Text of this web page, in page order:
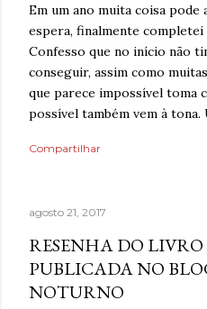
Em um ano muita coisa
espera, finalmente
Confesso que no início não
conseguir, assim como
que parece impossível toma
possível também vem à tona.
estava mais interessado no
ansiedade. Estaria mentindo
completamente livre do risco
respirava com mais
ansiedade, aprendera que o
Compartilhar
agosto 21, 2017
RESENHA DO
PUBLICADA NO
NOTURNO